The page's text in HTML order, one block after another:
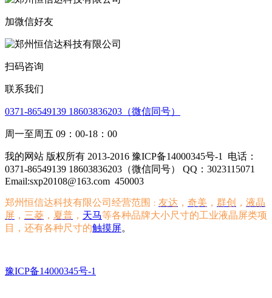
加微信好友
扫码咨询
联系我们
0371-86549139 18603836203（微信同号）
周一至周五 09：00-18：00
我的网站 版权所有 2013-2016 豫ICP备14000345号-1
电话：
0371-86549139 18603836203（微信同号） QQ：3023115071
Email:sxp20108@163.com 450003
郑州恒信达科技有限公司经营范围 ： 友达 ， 奇美 ， 群创 ， 液晶
屏 ， 三菱 ， 夏普 ， 天马等各种品牌大小尺寸的工业液晶屏类项
目，还有各种尺寸的触摸屏。
豫ICP备14000345号-1